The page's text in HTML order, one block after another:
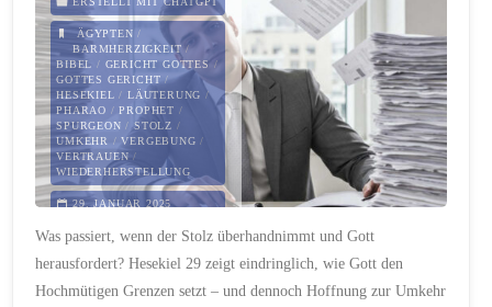
Wendung"
ÄGYPTEN /
BARMHERZIGKEIT /
BIBEL / GERICHT GOTTES/
GOTTES GERICHT /
HESEKIEL / LÄUTERUNG /
PHARAO /PROPHET /
SPURGEON / STOLZ /
UMKEHR /VERGEBUNG /
VERTRAUEN /
WIEDERHERSTELLUNG
29. JANUAR 2025
Was passiert, wenn der Stolz überhandnimmt und Gott
herausfordert? Hesekiel 29 zeigt eindringlich, wie Gott den
Hochmütigen Grenzen setzt – und dennoch Hoffnung zur Umkehr